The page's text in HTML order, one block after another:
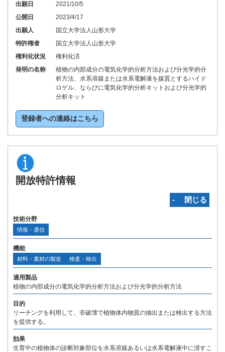
出願日
2021/10/5
公開日
2023/4/17
出願人
国立大学法人山形大学
特許権者
国立大学法人山形大学
権利化状況
権利化済
発明の名称
植物の内部成分の電気化学的分析方法および分光学的分
析方法、水系溶媒または水系電解液を媒質とするハイド
ロゲル、ならびに電気化学的分析キットおよび分光学的
分析キット
登録者への連絡はこちら
開放特許情報
‐ 閉じる
技術分野
情報・通信
機能
材料・素材の製造 検査・検出
適用製品
植物の内部成分の電気化学的分析方法および分光学的分析方法
目的
リーチングを利用して、非破壊で植物体内物質の抽出または検出する方法
を提供する。
効果
生育中の植物体の診断対象部位を水系溶媒あるいは水系電解液中に浸すこ